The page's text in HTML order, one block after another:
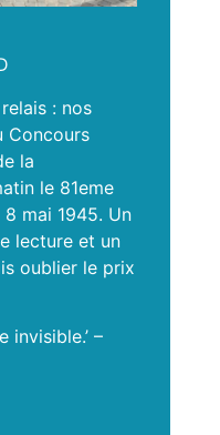
: nos
Concours
la
le 81eme
mai 1945. Un
lecture et un
oublier le prix
invisible.’ –